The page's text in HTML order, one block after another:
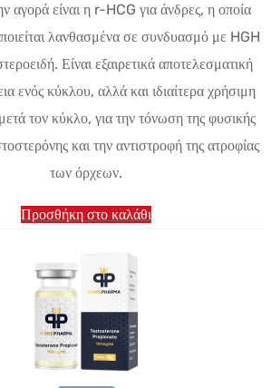
είναι:
$32.30.
αγορά είναι η r-HCG για άνδρες, η οποία
λανθασμένα σε συνδυασμό με HGH
Είναι εξαιρετικά αποτελεσματική
ενός κύκλου, αλλά και ιδιαίτερα χρήσιμη
τον κύκλο, για την τόνωση της φυσικής
και την αντιστροφή της ατροφίας
των όρχεων.
Προσθήκη στο καλάθι